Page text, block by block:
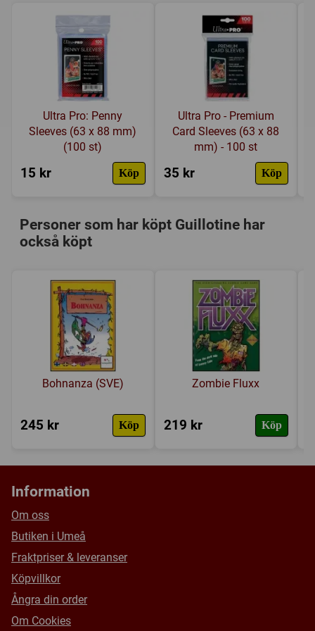
Ultra Pro: Penny
Sleeves (63 x 88 mm)
(100 st)
15 kr Köp
Ultra Pro - Premium
Card Sleeves (63 x 88
mm) - 100 st
35 kr Köp
Personer som har köpt Guillotine har
också köpt
Bohnanza (SVE)
245 kr Köp
Zombie Fluxx
219 kr Köp
Information
Om oss
Butiken i Umeå
Fraktpriser & leveranser
Köpvillkor
Ångra din order
Om Cookies